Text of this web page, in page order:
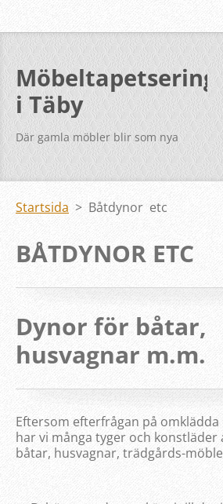
Möbeltapetsering
i Täby
Där gamla möbler blir som nya
Startsida > Båtdynor etc
BÅTDYNOR ETC
Dynor för båtar,
husvagnar m.m.
Eftersom efterfrågan på
har vi många tyger och konstläder
båtar, husvagnar, trädgårds-